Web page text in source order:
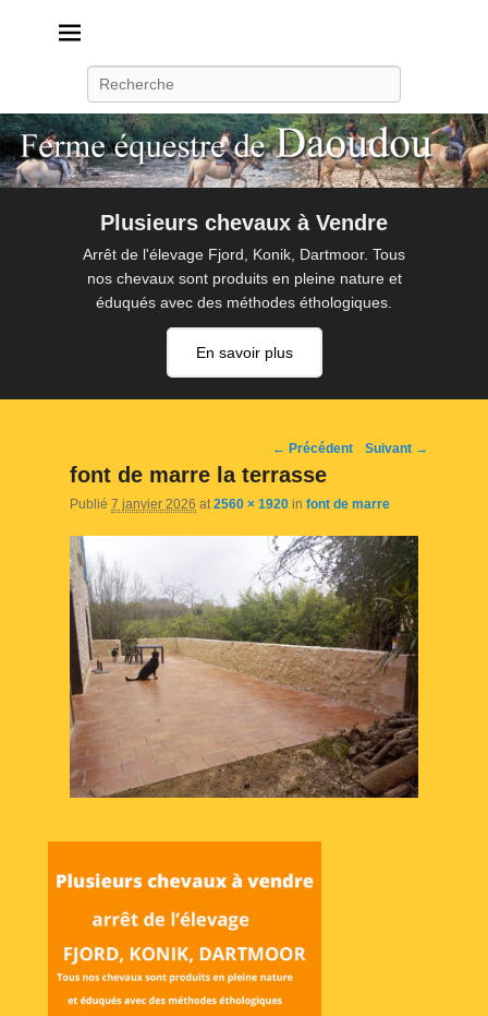
Plusieurs chevaux à Vendre
Arrêt de l'élevage Fjord, Konik, Dartmoor. Tous
nos chevaux sont produits en pleine nature et
éduqués avec des méthodes éthologiques.
En savoir plus
Navigation
d'image
← Précédent Suivant →
font de marre la terrasse
Publié 7 janvier 2026 at 2560 × 1920 in font de marre